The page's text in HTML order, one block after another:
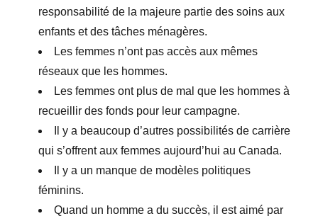
responsabilité de la majeure partie des soins aux
enfants et des tâches ménagères.
Les femmes n’ont pas accès aux mêmes
réseaux que les hommes.
Les femmes ont plus de mal que les hommes à
recueillir des fonds pour leur campagne.
Il y a beaucoup d’autres possibilités de carrière
qui s’offrent aux femmes aujourd’hui au Canada.
Il y a un manque de modèles politiques
féminins.
Quand un homme a du succès, il est aimé par